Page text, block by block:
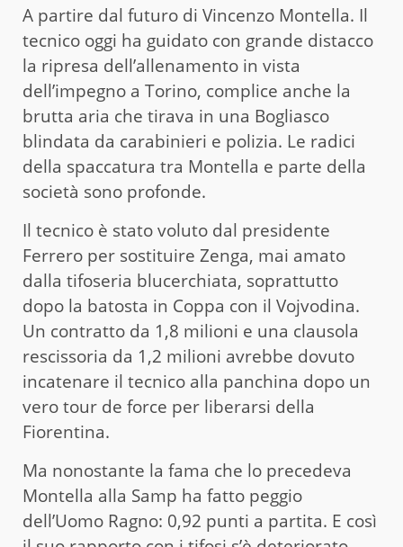
A partire dal futuro di Vincenzo Montella. Il
tecnico oggi ha guidato con grande distacco
la ripresa dell’allenamento in vista
dell’impegno a Torino, complice anche la
brutta aria che tirava in una Bogliasco
blindata da carabinieri e polizia. Le radici
della spaccatura tra Montella e parte della
società sono profonde.
Il tecnico è stato voluto dal presidente
Ferrero per sostituire Zenga, mai amato
dalla tifoseria blucerchiata, soprattutto
dopo la batosta in Coppa con il Vojvodina.
Un contratto da 1,8 milioni e una clausola
rescissoria da 1,2 milioni avrebbe dovuto
incatenare il tecnico alla panchina dopo un
vero tour de force per liberarsi della
Fiorentina.
Ma nonostante la fama che lo precedeva
Montella alla Samp ha fatto peggio
dell’Uomo Ragno: 0,92 punti a partita. E così